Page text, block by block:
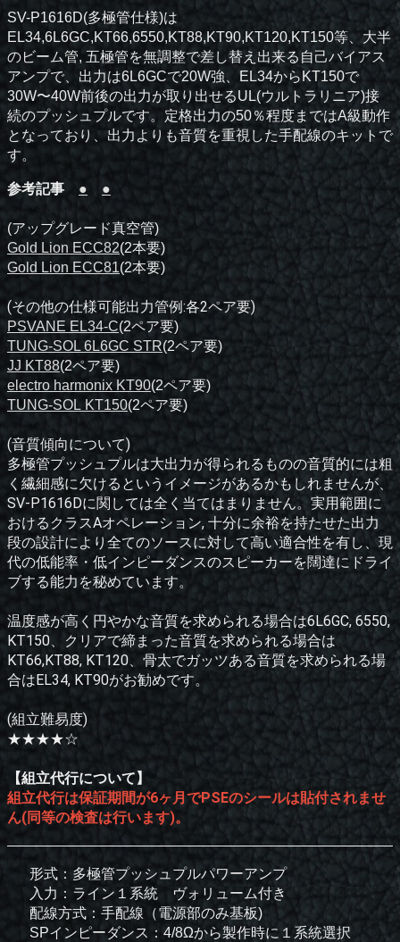
SV-P1616D(多極管仕様)は
EL34,6L6GC,KT66,6550,KT88,KT90,KT120,KT150等、大半
のビーム管, 五極管を無調整で差し替え出来る自己バイアス
アンプで、出力は6L6GCで20W強、EL34からKT150で
30W〜40W前後の出力が取り出せるUL(ウルトラリニア)接
続のプッシュプルです。定格出力の50％程度まではA級動作
となっており、出力よりも音質を重視した手配線のキットで
す。
参考記事 ● ●
(アップグレード真空管)
Gold Lion ECC82(2本要)
Gold Lion ECC81(2本要)
(その他の仕様可能出力管例:各2ペア要)
PSVANE EL34-C(2ペア要)
TUNG-SOL 6L6GC STR(2ペア要)
JJ KT88(2ペア要)
electro harmonix KT90(2ペア要)
TUNG-SOL KT150(2ペア要)
(音質傾向について)
多極管プッシュプルは大出力が得られるものの音質的には粗
く繊細感に欠けるというイメージがあるかもしれませんが、
SV-P1616Dに関しては全く当てはまりません。実用範囲に
おけるクラスAオペレーション, 十分に余裕を持たせた出力
段の設計により全てのソースに対して高い適合性を有し、現
代の低能率・低インピーダンスのスピーカーを闊達にドライ
ブする能力を秘めています。
温度感が高く円やかな音質を求められる場合は6L6GC, 6550,
KT150、クリアで締まった音質を求められる場合は
KT66,KT88, KT120、骨太でガッツある音質を求められる場
合はEL34, KT90がお勧めです。
(組立難易度)
★★★★☆
【組立代行について】
組立代行は保証期間が6ヶ月でPSEのシールは貼付されませ
ん(同等の検査は行います)。
形式：多極管プッシュプルパワーアンプ
入力：ライン１系統 ヴォリューム付き
配線方式：手配線（電源部のみ基板)
SPインピーダンス：4/8Ωから製作時に１系統選択